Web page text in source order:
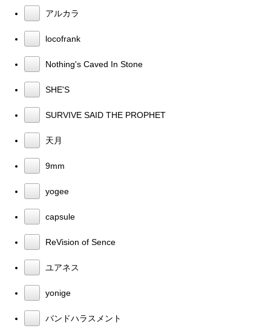
アルカラ
locofrank
Nothing's Caved In Stone
SHE'S
SURVIVE SAID THE PROPHET
天月
9mm
yogee
capsule
ReVision of Sence
ユアネス
yonige
バンドハラスメント